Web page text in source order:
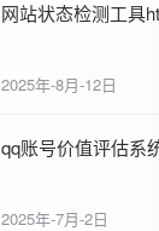
网站状态检测工具
2025年-8月-12日
qq账号价值评估系
2025年-7月-2日